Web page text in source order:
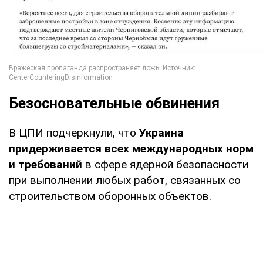
Безосновательные обвинения
В ЦПИ подчеркнули, что Украина
придерживается всех международных норм
и требований в сфере ядерной безопасности
при выполнении любых работ, связанных со
строительством оборонных объектов.